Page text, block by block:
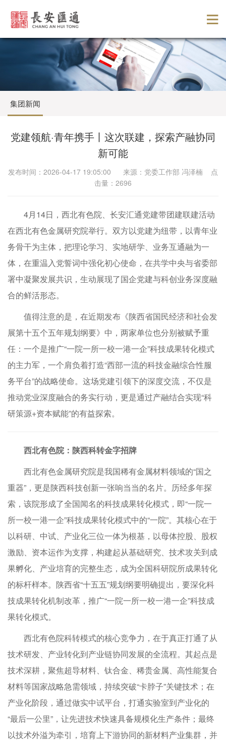
集团新闻
党建领航·青年携手丨这次联建，探索产融协同
新可能
发布时间：2026-04-17 19:05:00 来源：党委工作部 冯泽楠 点
击量：2696
4月14日，西北有色院、长安汇通党建带团建联建活动
在西北有色金属研究院举行。双方以党建为纽带，以青年业
务骨干为主体，把理论学习、实地研学、业务互通融为一
体，在重温入党誓词中强化初心使命，在共学中央与省委部
署中凝聚发展共识，生动展现了国企党建与科创业务深度融
合的鲜活形态。
值得注意的是，在近期发布《陕西省国民经济和社会发
展第十五个五年规划纲要》中，两家单位也分别被赋予重
任：一个是推广“一院一所一校一港一企”科技成果转化模式
的主力军，一个肩负着打造“西部一流的科技金融综合性服
务平台”的战略使命。这场党建引领下的深度交流，不仅是
推动党业深度融合的务实行动，更是通过产融结合实现“科
研策源+资本赋能”的有益探索。
西北有色院：陕西科转金字招牌
西北有色金属研究院是我国稀有金属材料领域的“国之
重器”，更是陕西科技创新一张响当当的名片。历经多年探
索，该院形成了全国闻名的科技成果转化模式，即“一院一
所一校一港一企”科技成果转化模式中的“一院”。其核心在于
以科研、中试、产业化三位一体为根基，以母体控股、股权
激励、资本运作为支撑，构建起从基础研究、技术攻关到成
果孵化、产业培育的完整生态，成为全国科研院所成果转化
的标杆样本。陕西省“十五五”规划纲要明确提出，要深化科
技成果转化机制改革，推广“一院一所一校一港一企”科技成
果转化模式。
西北有色院科转模式的核心竞争力，在于真正打通了从
技术研发、产业转化到产业链协同发展的全流程。其起点是
技术深耕，聚焦超导材料、钛合金、稀贵金属、高性能复合
材料等国家战略急需领域，持续突破“卡脖子”关键技术；在
产业化阶段，通过做实中试平台，打通实验室到产业化的
“最后一公里”，让先进技术快速具备规模化生产条件；最终
以技术外溢为牵引，培育上下游协同的新材料产业集群，并